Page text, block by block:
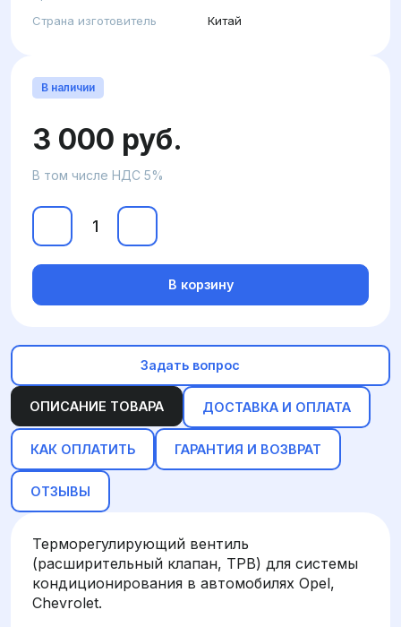
Страна изготовитель
Китай
ОПИСАНИЕ ТОВАРА ДОСТАВКА И ОПЛАТА
КАК ОПЛАТИТЬ ГАРАНТИЯ И ВОЗВРАТ
ОТЗЫВЫ
Терморегулирующий вентиль
(расширительный клапан, ТРВ) для системы
кондиционирования в автомобилях Opel,
Chevrolet.
В наличии
3 000 руб.
В том числе НДС 5%
В корзину
Задать вопрос